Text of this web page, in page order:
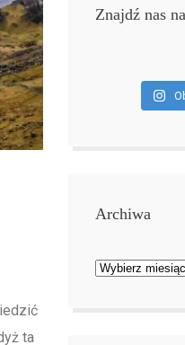
ta
Znajdź nas
Archiwa
Archiwa